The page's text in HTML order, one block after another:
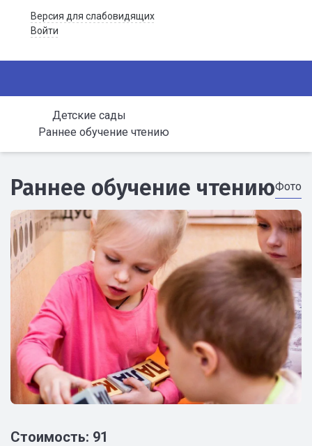
Версия для слабовидящих
Войти
Детские сады
Раннее обучение чтению
Раннее обучение чтениюФото
Стоимость: 91